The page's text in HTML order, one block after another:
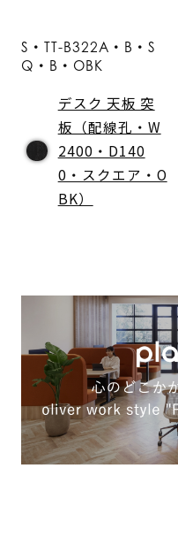
S・TT-B322A・B・S
Q・B・OBK
デスク 天板 突
板（配線孔・W
2400・D140
0・スクエア・O
BK）